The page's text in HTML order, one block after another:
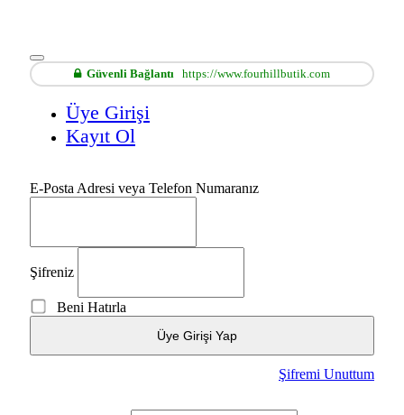
Güvenli Bağlantı https://www.fourhillbutik.com
Üye Girişi
Kayıt Ol
E-Posta Adresi veya Telefon Numaranız
Şifreniz
Beni Hatırla
Üye Girişi Yap
Şifremi Unuttum